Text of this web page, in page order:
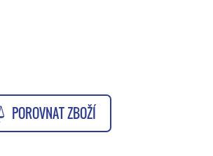
POROVNAT ZBOŽÍ